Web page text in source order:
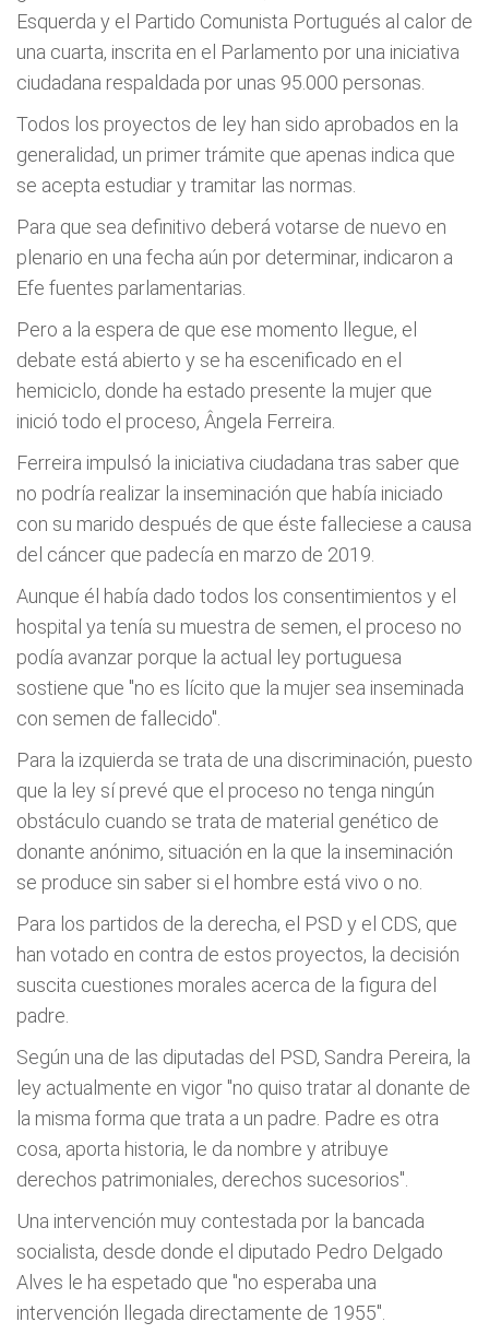
Esquerda y el Partido Comunista Portugués al calor de
una cuarta, inscrita en el Parlamento por una iniciativa
ciudadana respaldada por unas 95.000 personas.
Todos los proyectos de ley han sido aprobados en la
generalidad, un primer trámite que apenas indica que
se acepta estudiar y tramitar las normas.
Para que sea definitivo deberá votarse de nuevo en
plenario en una fecha aún por determinar, indicaron a
Efe fuentes parlamentarias.
Pero a la espera de que ese momento llegue, el
debate está abierto y se ha escenificado en el
hemiciclo, donde ha estado presente la mujer que
inició todo el proceso, Ângela Ferreira.
Ferreira impulsó la iniciativa ciudadana tras saber que
no podría realizar la inseminación que había iniciado
con su marido después de que éste falleciese a causa
del cáncer que padecía en marzo de 2019.
Aunque él había dado todos los consentimientos y el
hospital ya tenía su muestra de semen, el proceso no
podía avanzar porque la actual ley portuguesa
sostiene que "no es lícito que la mujer sea inseminada
con semen de fallecido".
Para la izquierda se trata de una discriminación, puesto
que la ley sí prevé que el proceso no tenga ningún
obstáculo cuando se trata de material genético de
donante anónimo, situación en la que la inseminación
se produce sin saber si el hombre está vivo o no.
Para los partidos de la derecha, el PSD y el CDS, que
han votado en contra de estos proyectos, la decisión
suscita cuestiones morales acerca de la figura del
padre.
Según una de las diputadas del PSD, Sandra Pereira, la
ley actualmente en vigor "no quiso tratar al donante de
la misma forma que trata a un padre. Padre es otra
cosa, aporta historia, le da nombre y atribuye
derechos patrimoniales, derechos sucesorios".
Una intervención muy contestada por la bancada
socialista, desde donde el diputado Pedro Delgado
Alves le ha espetado que "no esperaba una
intervención llegada directamente de 1955".